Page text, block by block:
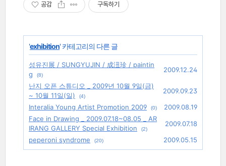
공감 구독하기
'exhibition' 카테고리의 다른 글
성유진展 / SUNGYUJIN / 成沑珍 / paintin
g
(8)
2009.12.24
난지 오픈 스튜디오 _ 2009년 10월 9일(금)
~ 10월 11일(일)
(4)
2009.09.23
Interalia Young Artist Promotion 2009
(0)
2009.08.19
Face in Drawing _ 2009.07.18~08.05 _ AR
IRANG GALLERY Special Exhibition
(2)
2009.07.18
peperoni syndrome
(20) 2009.05.15